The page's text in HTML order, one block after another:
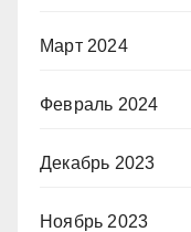
Март 2024
Февраль 2024
Декабрь 2023
Ноябрь 2023